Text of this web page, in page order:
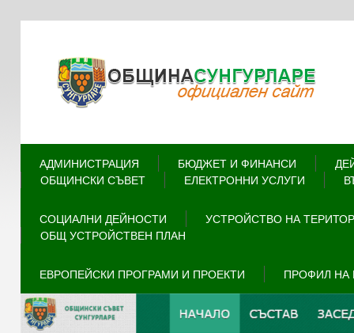
АДМИНИСТРАЦИЯ БЮДЖЕТ И ФИНАНСИ
ОБЩИНСКИ СЪВЕТ
ЕЛЕКТРОННИ УСЛУГИ
СОЦИАЛНИ ДЕЙНОСТИ
УСТРОЙСТВО НА
ОБЩ УСТРОЙСТВЕН ПЛАН
ЕВРОПЕЙСКИ ПРОГРАМИ И ПРОЕКТИ ПРОФИЛ НА